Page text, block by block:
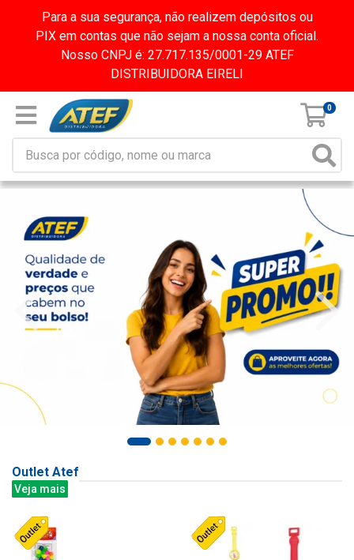
Para a sua segurança, não realizem depósitos ou
PIX em contas que não sejam a nossa conta oficial.
Nosso CNPJ é: 27.717.135/0001-29 ATEF
DISTRIBUIDORA EIRELI
0
Outlet Atef
Veja mais